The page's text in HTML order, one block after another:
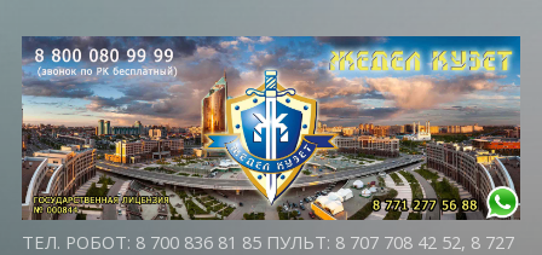
ТЕЛ. РОБОТ: 8 700 836 81 85 ПУЛЬТ: 8 707 708 42 52, 8 727